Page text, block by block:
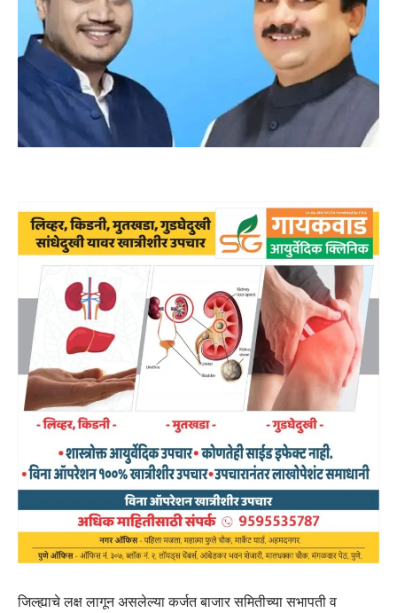
जिल्ह्याचे लक्ष लागून असलेल्या कर्जत बाजार समितीच्या सभापती व